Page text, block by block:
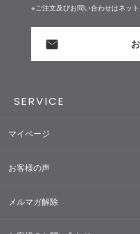
※ご注文及びお問い合わせはネッ
SERVICE
マイページ
お客様の声
メルマガ解除